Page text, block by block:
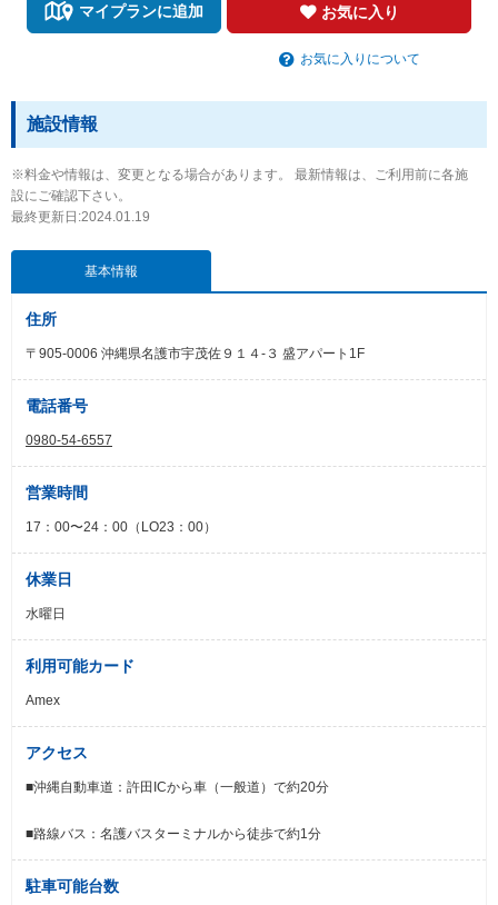
マイプランに追加 お気に入り
お気に入りについて
施設情報
※料金や情報は、変更となる場合があります。 最新情報は、ご利用前に各施
設にご確認下さい。
最終更新日:2024.01.19
基本情報
住所
〒905-0006 沖縄県名護市宇茂佐９１４-３ 盛アパート1F
電話番号
0980-54-6557
営業時間
17：00〜24：00（LO23：00）
休業日
水曜日
利用可能カード
Amex
アクセス
■沖縄自動車道：許田ICから車（一般道）で約20分
■路線バス：名護バスターミナルから徒歩で約1分
駐車可能台数